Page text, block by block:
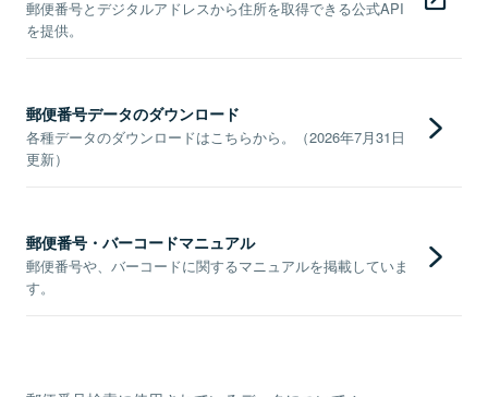
郵便番号とデジタルアドレスから住所を取得できる公式API
を提供。
郵便番号データのダウンロード
各種データのダウンロードはこちらから。（2026年7月31日
更新）
郵便番号・バーコードマニュアル
郵便番号や、バーコードに関するマニュアルを掲載していま
す。